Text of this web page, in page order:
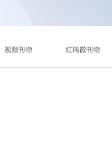
视频刊物 红瑞微刊物